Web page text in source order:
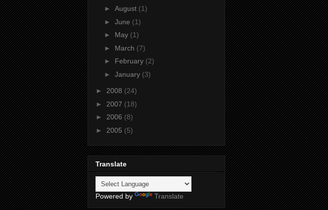
► August (1)
► June (1)
► May (1)
► March (7)
► February (2)
► January (3)
► 2008 (24)
► 2007 (18)
► 2006 (8)
► 2005 (5)
Translate
Powered by Translate